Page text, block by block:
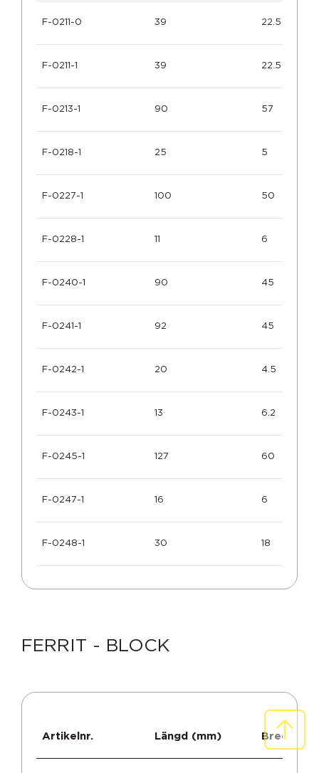
F-0211-0 39 22.5
F-0211-1 39 22.5
F-0213-1 90 57
F-0218-1 25 5
F-0227-1 100 50
F-0228-1 11 6
F-0240-1 90 45
F-0241-1 92 45
F-0242-1 20 4.5
F-0243-1 13 6.2
F-0245-1 127 60
F-0247-1 16 6
F-0248-1 30 18
FERRIT - BLOCK
Artikelnr. Längd (mm) Bredd
S
r
o
l
l
t
t